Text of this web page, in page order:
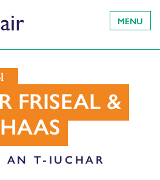
MENU
FRISEAL &
AN T-IUCHAR